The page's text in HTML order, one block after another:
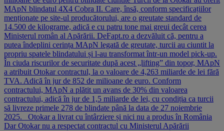
MApN blindatul 4X4 Cobra II. Care, însă, conform specificațiilor
menționate pe site-ul producătorului, are o greutate standard de
14.500 de kilograme, adică e cu patru tone mai greui decât cerea
Ministerul român al Apărării. DeFapt.ro a dezvăluit că, pentru a
putea îndeplini cerința MApN legată de greutate, turcii au ciuntit la
propriu spatele blindatului și l-au transformat într-un model pick-up.
În ciuda riscurilor de securitate după acest „lifting” din topor, MApN
a atribuit Otokar contractul, la o valoare de 4,263 miliarde de lei fără
TVA. Adică în jur de 852 de milioane de euro. Conform
contractului, MApN a plătit un avans de 30% din valoarea
contractului, adică în jur de 1,5 miliarde de lei, cu condiția ca turcii
să livreze primele 278 de blindate până la data de 27 noiembrie
2025. Otokar a livrat cu întârziere și nici nu a produs în România
Dar Otokar nu a respectat contractul cu Ministerul Apărării